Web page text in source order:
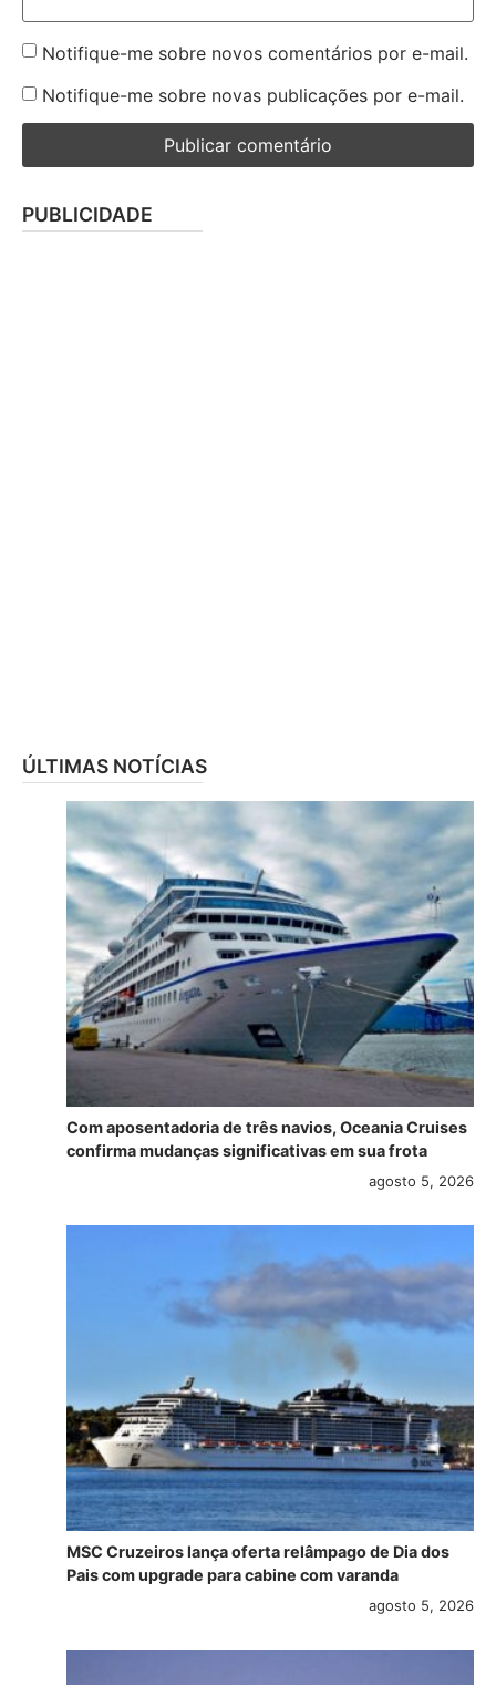
Notifique-me sobre novos comentários por e-mail.
Notifique-me sobre novas publicações por e-mail.
PUBLICIDADE
ÚLTIMAS NOTÍCIAS
Com aposentadoria de três navios, Oceania Cruises
confirma mudanças significativas em sua frota
agosto 5, 2026
MSC Cruzeiros lança oferta relâmpago de Dia dos
Pais com upgrade para cabine com varanda
agosto 5, 2026